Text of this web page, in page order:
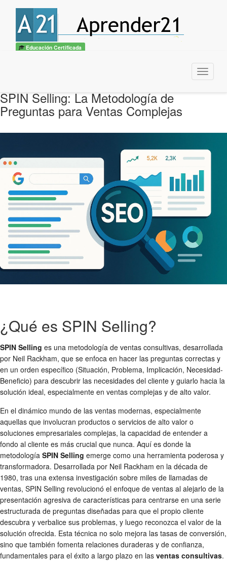
Educación Certificada
Menu
SPIN Selling: La Metodología de
Preguntas para Ventas Complejas
¿Qué es SPIN Selling?
SPIN Selling es una metodología de ventas consultivas, desarrollada
por Neil Rackham, que se enfoca en hacer las preguntas correctas y
en un orden específico (Situación, Problema, Implicación, Necesidad-
Beneficio) para descubrir las necesidades del cliente y guiarlo hacia la
solución ideal, especialmente en ventas complejas y de alto valor.
En el dinámico mundo de las ventas modernas, especialmente
aquellas que involucran productos o servicios de alto valor o
soluciones empresariales complejas, la capacidad de entender a
fondo al cliente es más crucial que nunca. Aquí es donde la
metodología SPIN Selling emerge como una herramienta poderosa y
transformadora. Desarrollada por Neil Rackham en la década de
1980, tras una extensa investigación sobre miles de llamadas de
ventas, SPIN Selling revolucionó el enfoque de ventas al alejarlo de la
presentación agresiva de características para centrarse en una serie
estructurada de preguntas diseñadas para que el propio cliente
descubra y verbalice sus problemas, y luego reconozca el valor de la
solución ofrecida. Esta técnica no solo mejora las tasas de conversión,
sino que también fomenta relaciones duraderas y de confianza,
fundamentales para el éxito a largo plazo en las ventas consultivas.